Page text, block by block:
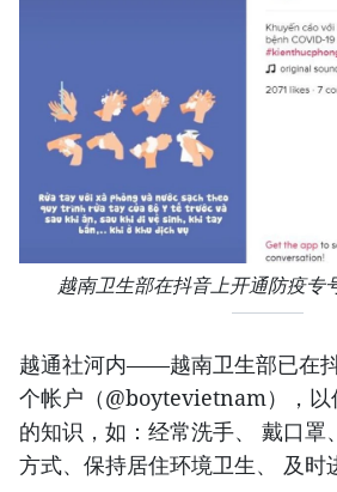
越南卫生部在抖音上开通防疫专
越通社河内——越南卫生部已在
个帐户（@boytevietnam），以
的知识，如：经常洗手、 戴口罩
方式、保持居住环境卫生、 及时